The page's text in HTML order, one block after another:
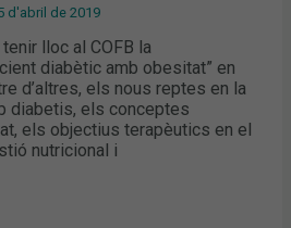
d'abril de 2019
lloc al COFB la
diabètic amb obesitat” en
d’altres, els nous reptes en la
diabetis, els conceptes
els objectius terapèutics en el
nutricional i